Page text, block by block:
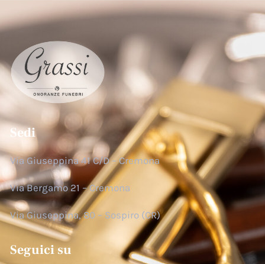
Sedi
Via Giuseppina 41 C/D – Cremona
Via Bergamo 21 – Cremona
Via Giuseppina, 80 – Sospiro (CR)
Seguici su